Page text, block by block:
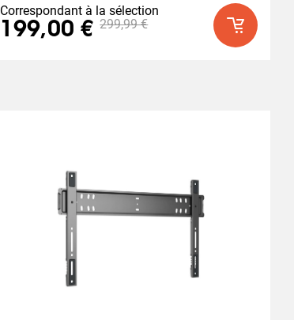
Correspondant à la sélection
199,00 € 299,99 €